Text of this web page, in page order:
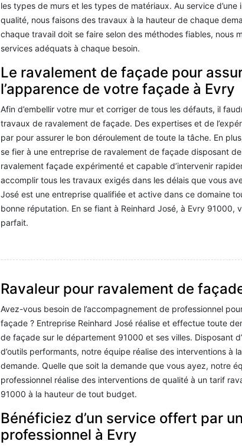
les types de murs et les types de matériaux. Au service d’une
qualité, nous faisons des travaux à la hauteur de chaque
chaque travail doit se faire selon des méthodes fiables, nous
services adéquats à chaque besoin.
Le ravalement de façade pour
l’apparence de votre façade à Evry
Afin d’embellir votre mur et corriger de tous les défauts, il
travaux de ravalement de façade. Des expertises et de
par pour assurer le bon déroulement de toute la tâche. En
se fier à une entreprise de ravalement de façade disposant
ravalement façade expérimenté et capable d’intervenir
accomplir tous les travaux exigés dans les délais que vous
José est une entreprise qualifiée et active dans ce domaine
bonne réputation. En se fiant à Reinhard José, à Evry 91000,
parfait.
Ravaleur pour ravalement de
Avez-vous besoin de l’accompagnement de professionnel
façade ? Entreprise Reinhard José réalise et effectue toute
de façade sur le département 91000 et ses villes. Disposant
d’outils performants, notre équipe réalise des interventions à
demande. Quelle que soit la demande que vous ayez, notre
professionnel réalise des interventions de qualité à un tarif
91000 à la hauteur de tout budget.
Bénéficiez d’un service offert par
professionnel à Evry